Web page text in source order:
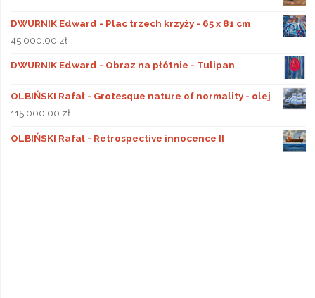
DWURNIK Edward - Plac trzech krzyży - 65 x 81 cm
45 000,00 zł
DWURNIK Edward - Obraz na płótnie - Tulipan
OLBIŃSKI Rafał - Grotesque nature of normality - olej
115 000,00 zł
OLBIŃSKI Rafał - Retrospective innocence II